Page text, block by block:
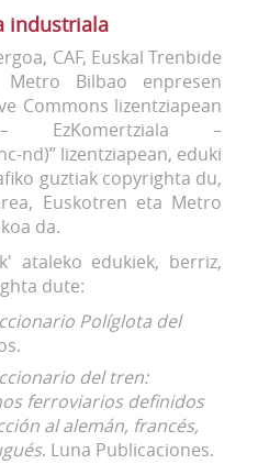
industriala
CAF, Euskal Trenbide
Bilbao enpresen
Commons lizentziapean
EzKomertziala –
nd)” lizentziapean, eduki
guztiak copyrighta du,
Euskotren eta Metro
da.
ataleko edukiek, berriz,
dute:
Políglota del
del tren:
ferroviarios definidos
al alemán, francés,
. Luna Publicaciones.